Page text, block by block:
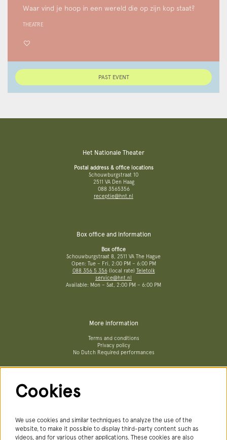
Waar vind je hoop in een wereld die op zijn kop staat?
THEATRE
PAST EVENT
Het Nationale Theater
Postal address & office locations
Schouwburgstraat 10
2511 VA Den Haag
088 3565356
receptie@hnt.nl
Box office and information
Box office
Schouwburgstraat 8, 2511 VA The Hague
Open: Tue – Fri, 2:00 PM – 6:00 PM
088 356 5 356(local rate) Teletolk
service@hnt.nl
Available: Mon – Sat, 2:00 PM – 6:00 PM
More information
Terms and conditions
Privacy policy
No Dutch Required performances
Cookies
We use cookies and similar techniques to analyze the use of the
website, to make it possible to display third-party content such as
videos, and for various other applications. These cookies are also